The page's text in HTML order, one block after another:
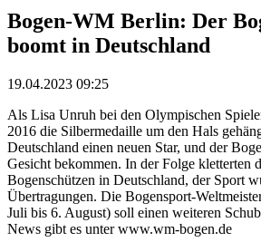
Bogen-WM Berlin: Der
boomt in Deutschland
19.04.2023 09:25
Als Lisa Unruh bei den Olympischen
2016 die Silbermedaille um den Hals
Deutschland einen neuen Star, und der
Gesicht bekommen. In der Folge kletterten
Bogenschützen in Deutschland, der Sport
Übertragungen. Die Bogensport-
Juli bis 6. August) soll einen weiteren
News gibt es unter www.wm-bogen.de